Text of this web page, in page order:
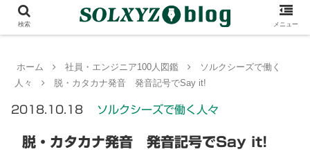
ホーム 社員・エンジニア100人図鑑
ソルクシーズで働く
人々
脱・カタカナ発音 発音記号でSay it!
2018.10.18 ソルクシーズで働く人々
脱・カタカナ発音 発音記号でSay it!
検索 メニュー